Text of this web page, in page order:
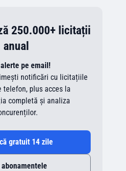
250.000+ licitații
anual
pe email!
notificări cu licitațiile
telefon, plus acces la
completă și analiza
gratuit 14 zile